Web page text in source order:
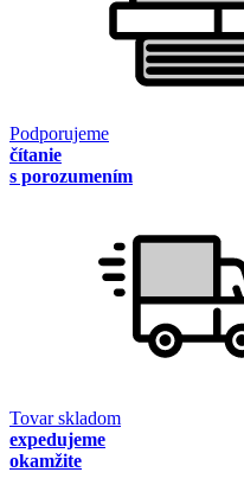
Podporujeme
čítanie
s porozumením
Tovar skladom
expedujeme
okamžite